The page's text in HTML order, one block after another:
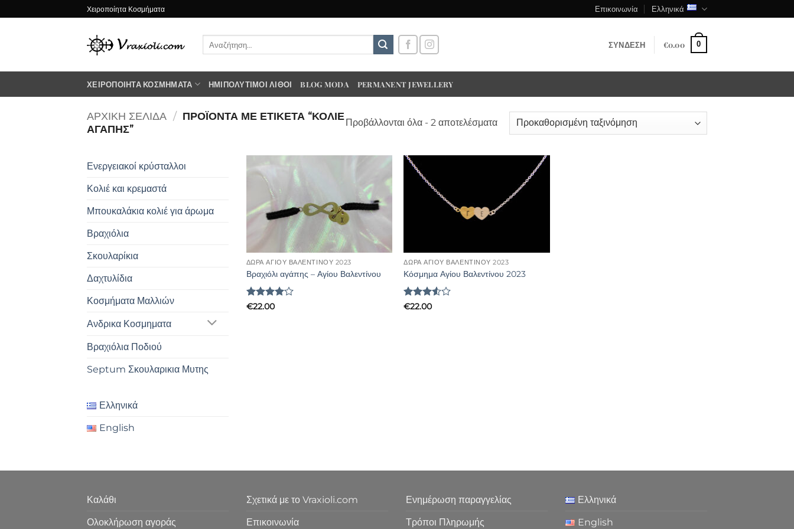
στο
Χειροποίητα Κοσμήματα Επικοινωνία Ελληνικά
ΣΎΝΔΕΣΗ €0.00 0
ΧΕΙΡΟΠΟΊΗΤΑ ΚΟΣΜΉΜΑΤΑ ΗΜΙΠΟΛΎΤΙΜΟΙ ΛΊΘΟΙ BLOG MODA PERMANENT JEWELLERY
ΑΡΧΙΚΉ ΣΕΛΊΔΑ / ΠΡΟΪΌΝΤΑ ΜΕ ΕΤΙΚΈΤΑ “ΚΟΛΙΕ
ΑΓΑΠΗΣ”
Προβάλλονται όλα - 2 αποτελέσματα
Ενεργειακοί κρύσταλλοι
Κολιέ και κρεμαστά
Μπουκαλάκια κολιέ για άρωμα
Βραχιόλια
Σκουλαρίκια
Δαχτυλίδια
Κοσμήματα Μαλλιών
Ανδρικα Κοσμηματα
Βραχιόλια Ποδιού
Septum Σκουλαρικια Μυτης
Ελληνικά
English
ΔΩΡΑ ΑΓΙΟΥ ΒΑΛΕΝΤΊΝΟΥ 2023
Βραχιόλι αγάπης – Αγίου Βαλεντίνου
Βαθμολογήθηκε
€22.00
ΔΩΡΑ ΑΓΙΟΥ ΒΑΛΕΝΤΊΝΟΥ 2023
Κόσμημα Αγίου Βαλεντίνου 2023
Βαθμολογήθηκε
€22.00
Καλάθι
Ολοκλήρωση αγοράς
Σχετικά με το Vraxioli.com
Επικοινωνία
Ενημέρωση παραγγελίας
Τρόποι Πληρωμής
Ελληνικά
English